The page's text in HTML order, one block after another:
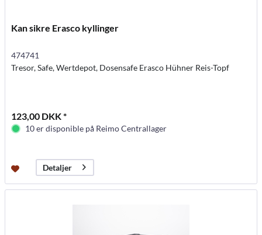
Kan sikre Erasco kyllinger
474741
Tresor, Safe, Wertdepot, Dosensafe Erasco Hühner Reis-Topf
123,00 DKK *
10 er disponible på Reimo Centrallager
Detaljer